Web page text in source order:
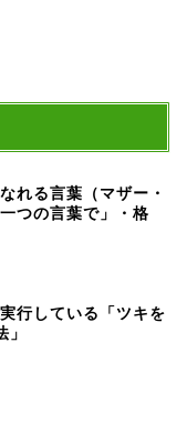
れる言葉（マザー・
つの言葉で」・格
行している「ツキを
」